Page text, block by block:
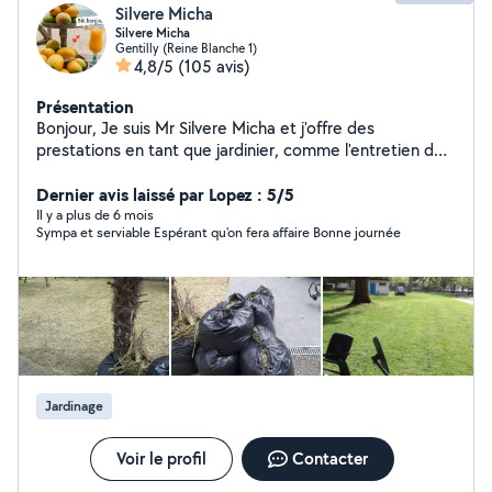
Silvere Micha
Silvere Micha
Gentilly (Reine Blanche 1)
4,8/5 (105 avis)
Présentation
Bonjour, Je suis Mr Silvere Micha et j'offre des
prestations en tant que jardinier, comme l'entretien de
encore. Je fais aussi des déménagement. Le prix peut
varier selon la tâche à accomplir, donc si vous êtes
intéressés, veuillez m'envoyer un message ou
Dernier avis laissé par Lopez : 5/5
Il y a plus de 6 mois
Sympa et serviable Espérant qu'on fera affaire Bonne journée
Jardinage
Voir le profil Contacter